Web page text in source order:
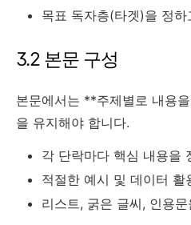
목표 독자층(타겟)을 정하
3.2 본문 구성
본문에서는 **주제별로 내용
을 유지해야 합니다.
각 단락마다 핵심 내용을
적절한 예시 및 데이터 활
리스트, 굵은 글씨, 인용